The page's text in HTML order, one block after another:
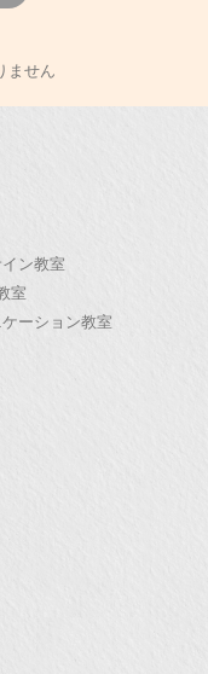
ません
ン教室
室
ーション教室